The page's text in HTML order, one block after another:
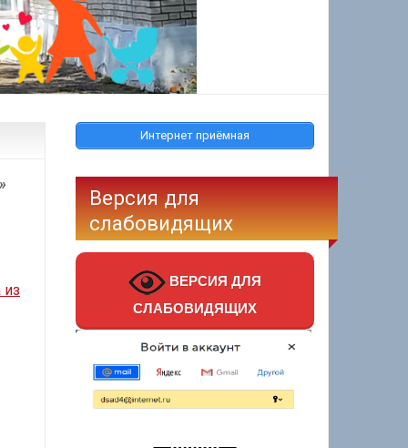
Интернет приёмная
Версия для
слабовидящих
ВЕРСИЯ ДЛЯ
СЛАБОВИДЯЩИХ